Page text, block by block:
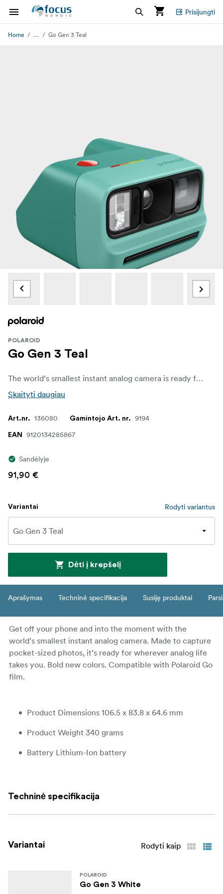
Prisijungti
Home ... Go Gen 3 Teal
POLAROID
Go Gen 3 Teal
The world’s smallest instant analog camera is ready for wherever analog life takes you. With a selfie mirror, self timer, and double exposure mode, Go Gen 3 adds a fresh lens and stronger flash for clearer shots in any light, and more zoomed-in selfies with less glare.
Skaityti daugiau
Art.nr. 136080 Gamintojo Art. nr. 9194
EAN 9120134285867
Sandėlyje
91,90 €
Variantai Rodyti variantus
Dėti į krepšelį
Aprašymas Techninė specifikacija Susiję produktai
Get off your phone and into the moment with the
world’s smallest instant analog camera. Made to capture
pocket-sized photos, it’s ready for wherever analog life
takes you. Bold new colors. Compatible with Polaroid Go
film.
Product Dimensions 106.5 x 83.8 x 64.6 mm
Product Weight 340 grams
Battery Lithium-Ion battery
Shutter System 1/500-1sec
Aperture F14,4 and f32
Field of View Horizontal 38°, vertical 38,8°
Techninė specifikacija
Variantai Rodyti kaip
POLAROID
Go Gen 3 White